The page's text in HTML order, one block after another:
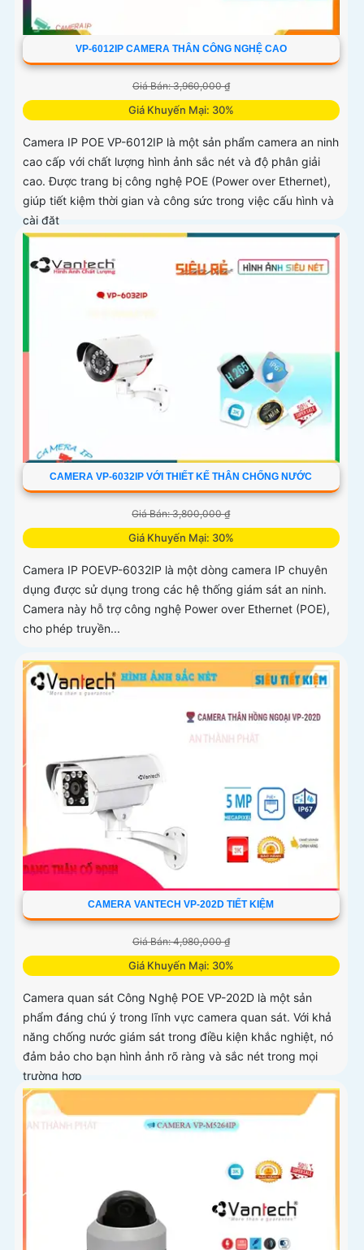
VP-6012IP CAMERA THÂN CÔNG NGHỆ CAO
Giá Bán: 3,960,000 ₫
Giá Khuyến Mại: 30%
Camera IP POE VP-6012IP là một sản phẩm camera an ninh
cao cấp với chất lượng hình ảnh sắc nét và độ phân giải
cao. Được trang bị công nghệ POE (Power over Ethernet),
giúp tiết kiệm thời gian và công sức trong việc cấu hình và
cài đặt
CAMERA VP-6032IP VỚI THIẾT KẾ THÂN CHỐNG NƯỚC
Giá Bán: 3,800,000 ₫
Giá Khuyến Mại: 30%
Camera IP POEVP-6032IP là một dòng camera IP chuyên
dụng được sử dụng trong các hệ thống giám sát an ninh.
Camera này hỗ trợ công nghệ Power over Ethernet (POE),
cho phép truyền...
CAMERA VANTECH VP-202D TIẾT KIỆM
Giá Bán: 4,980,000 ₫
Giá Khuyến Mại: 30%
Camera quan sát Công Nghệ POE VP-202D là một sản
phẩm đáng chú ý trong lĩnh vực camera quan sát. Với khả
năng chống nước giám sát trong điều kiện khắc nghiệt, nó
đảm bảo cho bạn hình ảnh rõ ràng và sắc nét trong mọi
trường hợp